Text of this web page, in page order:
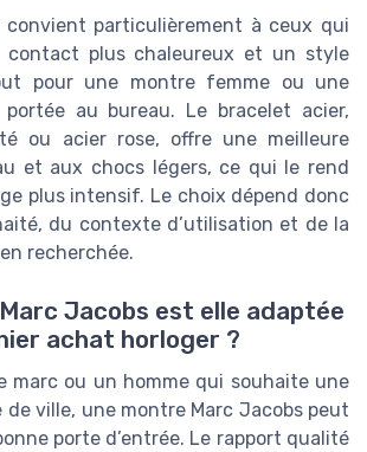
convient particulièrement à ceux qui
contact plus chaleureux et un style
pour une montre femme ou une
au bureau. Le bracelet acier,
ou acier rose, offre une meilleure
et aux chocs légers, ce qui le rend
plus intensif. Le choix dépend donc
du contexte d’utilisation et de la
recherchée.
Jacobs est elle adaptée
achat horloger ?
marc ou un homme qui souhaite une
de ville, une montre Marc Jacobs peut
porte d’entrée. Le rapport qualité